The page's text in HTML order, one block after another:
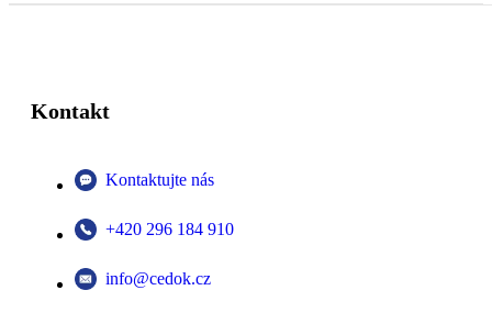
Kontakt
Kontaktujte nás
+420 296 184 910
info@cedok.cz